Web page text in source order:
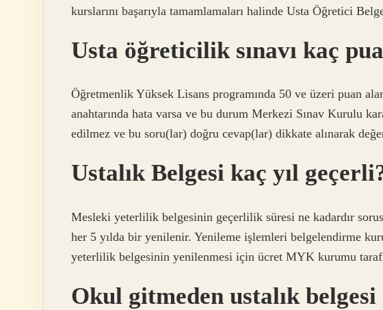
kurslarını başarıyla tamamlamaları halinde Usta Öğretici
Usta öğreticilik sınavı kaç
Öğretmenlik Yüksek Lisans programında 50 ve üzeri puan
anahtarında hata varsa ve bu durum Merkezi Sınav Kurulu
edilmez ve bu soru(lar) doğru cevap(lar) dikkate alınarak
Ustalık Belgesi kaç yıl
Mesleki yeterlilik belgesinin geçerlilik süresi ne kadardır
her 5 yılda bir yenilenir. Yenileme işlemleri belgelendirme
yeterlilik belgesinin yenilenmesi için ücret MYK kurumu
Okul gitmeden ustalık belgesi